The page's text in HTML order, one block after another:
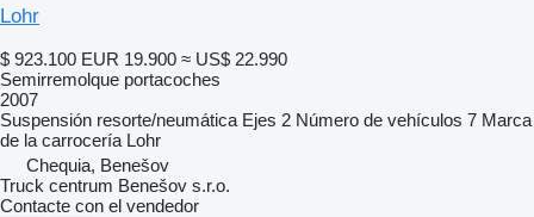
Lohr
$ 923.100 EUR 19.900 ≈ US$ 22.990
Semirremolque portacoches
2007
Suspensión resorte/neumática Ejes 2 Número de vehículos 7 Marca
de la carrocería Lohr
Chequia, Benešov
Truck centrum Benešov s.r.o.
Contacte con el vendedor